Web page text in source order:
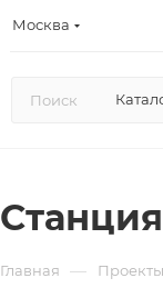
Москва
Главная — Проекты